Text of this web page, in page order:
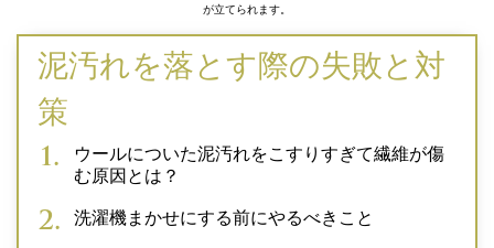
が立てられます。
泥汚れを落とす際の失敗と対
策
ウールについた泥汚れをこすりすぎて繊維が傷
む原因とは？
洗濯機まかせにする前にやるべきこと